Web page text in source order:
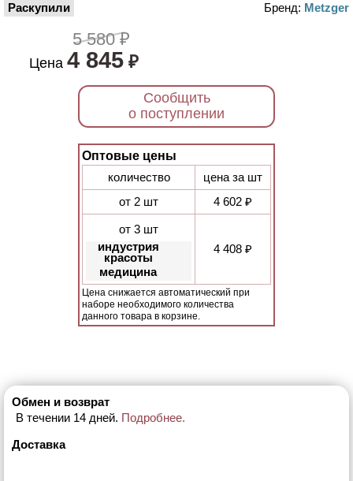
Раскупили Бренд: Metzger
5 580 ₽
Цена 4 845₽
Сообщить
о поступлении
Оптовые цены
количество
цена за шт
от 2 шт
4 602 ₽
от 3 шт
индустрия
красоты
медицина
4 408 ₽
Цена снижается автоматический при
наборе необходимого количества
данного товара в корзине.
Обмен и возврат
В течении 14 дней. Подробнее.
Доставка